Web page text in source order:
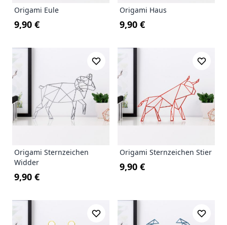
Origami Eule
9,90 €
Origami Haus
9,90 €
Origami Sternzeichen
Widder
9,90 €
Origami Sternzeichen Stier
9,90 €